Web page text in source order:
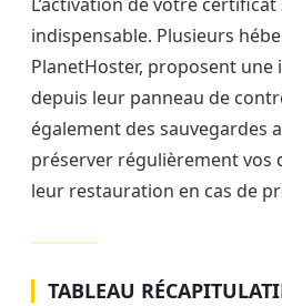
indispensable. Plusieurs
PlanetHoster, proposent
depuis leur panneau de
également des sauvegardes
préserver régulièrement vos
leur restauration en cas de
TABLEAU